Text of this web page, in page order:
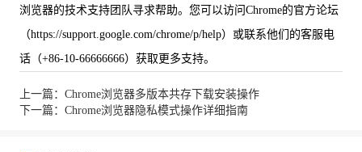
浏览器的技术支持团队寻求帮助。您可以访问Chrome的官方论坛
（https://support.google.com/chrome/p/help）或联系他们的客服电
话（+86-10-66666666）获取更多支持。
上一篇：Chrome浏览器多版本共存下载安装操作
下一篇：Chrome浏览器隐私模式操作详细指南